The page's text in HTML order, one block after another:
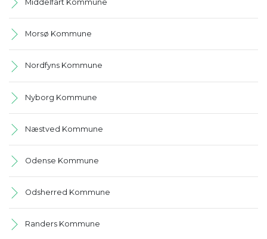
Middelfart Kommune
Morsø Kommune
Nordfyns Kommune
Nyborg Kommune
Næstved Kommune
Odense Kommune
Odsherred Kommune
Randers Kommune